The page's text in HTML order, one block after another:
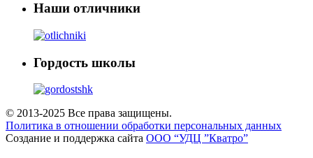
Наши отличники
Гордость школы
© 2013-2025 Все права защищены.
Политика в отношении обработки персональных данных
Создание и поддержка сайта ООО “УДЦ ”Кватро”